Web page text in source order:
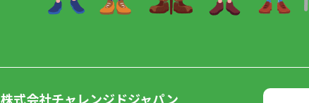
株式会社チャレンジドジャパン